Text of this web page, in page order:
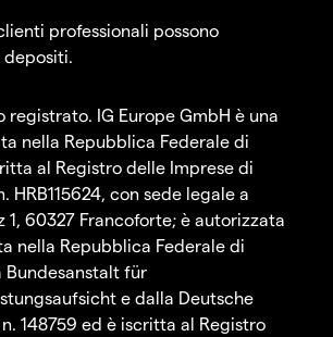
professionali possono
registrato. IG Europe GmbH è una
nella Repubblica Federale di
al Registro delle Imprese di
HRB115624, con sede legale a
1, 60327 Francoforte; è autorizzata
nella Repubblica Federale di
Bundesanstalt für
e dalla Deutsche
148759 ed è iscritta al Registro